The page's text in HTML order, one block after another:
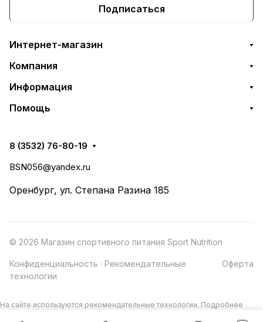
Подписаться
Интернет-магазин
Компания
Информация
Помощь
8 (3532) 76-80-19
BSN056@yandex.ru
Оренбург, ул. Степана Разина 185
© 2026 Магазин спортивного питания Sport Nutrition
Конфиденциальность · Рекомендательные
технологии
Оферта
На сайте используются рекомендательные технологии. Подробнее